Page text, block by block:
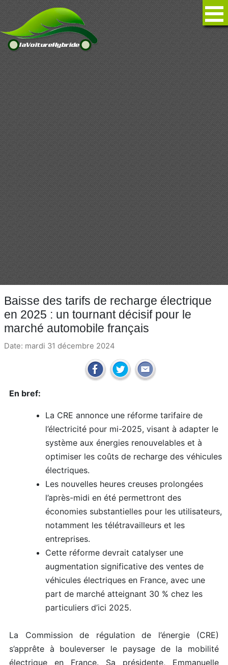
Baisse des tarifs de recharge électrique
en 2025 : un tournant décisif pour le
marché automobile français
Date: mardi 31 décembre 2024
En bref:
La CRE annonce une réforme tarifaire de
l’électricité pour mi-2025, visant à adapter le
système aux énergies renouvelables et à
optimiser les coûts de recharge des véhicules
électriques.
Les nouvelles heures creuses prolongées
l’après-midi en été permettront des
économies substantielles pour les utilisateurs,
notamment les télétravailleurs et les
entreprises.
Cette réforme devrait catalyser une
augmentation significative des ventes de
véhicules électriques en France, avec une
part de marché atteignant 30 % chez les
particuliers d’ici 2025.
La Commission de régulation de l’énergie (CRE)
s’apprête à bouleverser le paysage de la mobilité
électrique en France. Sa présidente, Emmanuelle